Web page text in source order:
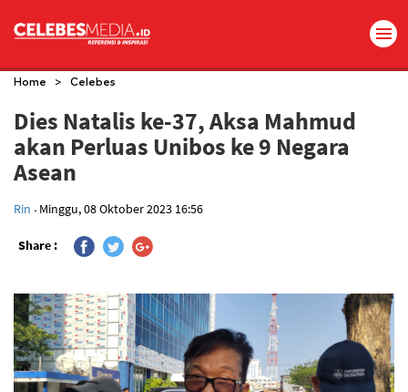
Home > Celebes
Dies Natalis ke-37, Aksa Mahmud
akan Perluas Unibos ke 9 Negara
Asean
Rin . Minggu, 08 Oktober 2023 16:56
Share :